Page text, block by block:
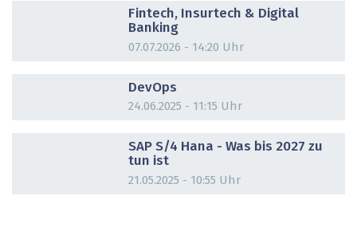
Fintech, Insurtech & Digital
Banking
07.07.2026 - 14:20 Uhr
DevOps
24.06.2025 - 11:15 Uhr
SAP S/4 Hana - Was bis 2027 zu
tun ist
21.05.2025 - 10:55 Uhr